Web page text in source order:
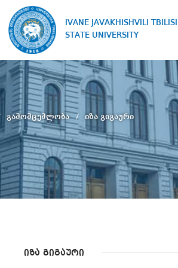
IVANE JAVAKHISHVILI TBILISI
STATE UNIVERSITY
გამომცემლობა იზა გიგაური
იზა გიგაური